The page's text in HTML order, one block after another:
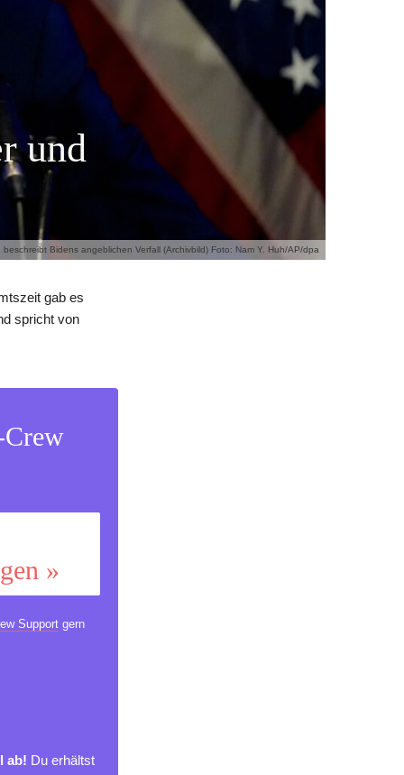
beschreibt Bidens angeblichen Verfall (Archivbild) Foto: Nam Y. Huh/AP/dpa
und
gab es
spricht von
»
Supportgern
ab! Du erhältst